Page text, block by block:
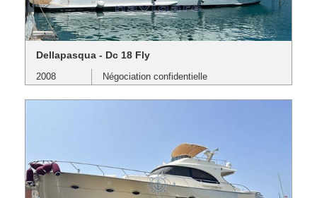
Dellapasqua - Dc 18 Fly
2008 Négociation confidentielle